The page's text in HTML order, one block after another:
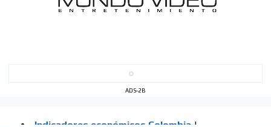
ADS-2B